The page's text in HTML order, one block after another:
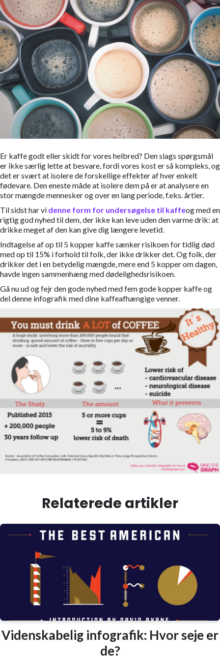
Er kaffe godt eller skidt for vores helbred? Den slags spørgsmål
er ikke særlig lette at besvare, fordi vores kost er så kompleks, og
det er svært at isolere de forskellige effekter af hver enkelt
fødevare. Den eneste måde at isolere dem på er at analysere en
stor mængde mennesker og over en lang periode, f.eks. årtier.
Til sidst har vi denne form for undersøgelse til kaffeog med en
rigtig god nyhed til dem, der ikke kan leve uden den varme drik: at
drikke meget af den kan give dig længere levetid.
Indtagelse af op til 5 kopper kaffe sænker risikoen for tidlig død
med op til 15% i forhold til folk, der ikke drikker det. Og folk, der
drikker det i en betydelig mængde, mere end 5 kopper om dagen,
havde ingen sammenhæng med dødelighedsrisikoen.
Gå nu ud og fejr den gode nyhed med fem gode kopper kaffe og
del denne infografik med dine kaffeafhængige venner.
Relaterede artikler
Videnskabelig infografik: Hvor seje er
de?